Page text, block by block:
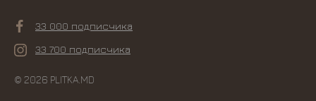
33 000 подписчика
33 700 подписчика
© 2026 PLITKA.MD